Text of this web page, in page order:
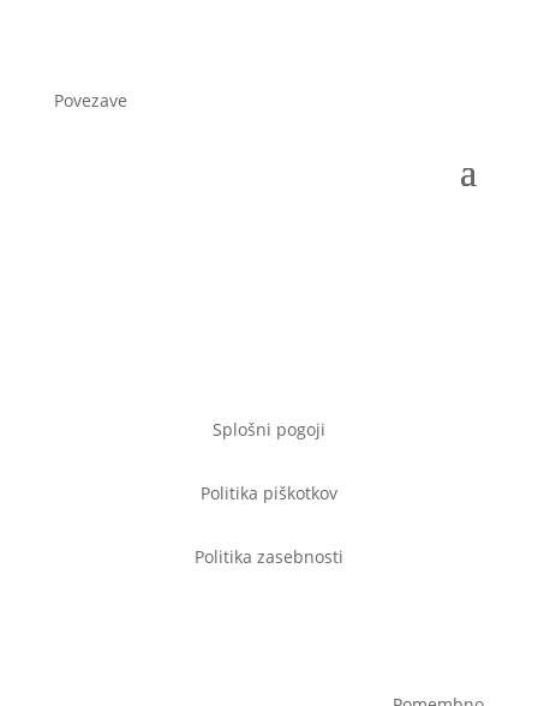
Povezave
Splošni pogoji
Politika piškotkov
Politika zasebnosti